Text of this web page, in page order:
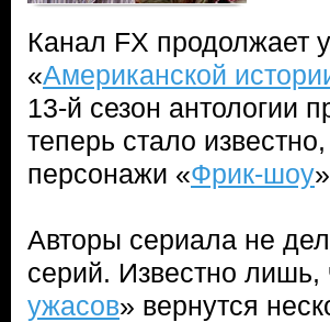
Канал FX продолжает
«Американской
13-й сезон антологии
теперь стало
персонажи «Фрик-шоу
Авторы сериала не
серий. Известно лишь,
ужасов» вернутся